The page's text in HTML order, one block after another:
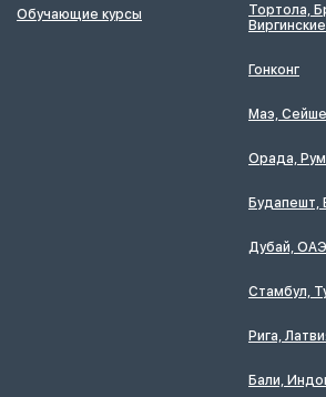
Обучающие курсы
Тортола,
Гонконг
Маэ,
Орада,
Будапешт,
Дубай, ОАЭ
Стамбул,
Рига,
Бали,